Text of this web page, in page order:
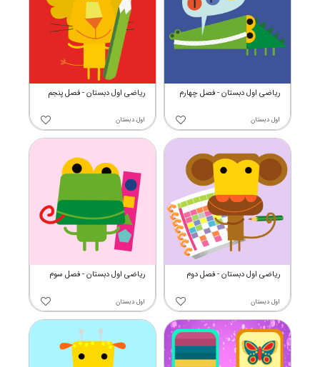
ریاضی اول دبستان - فصل پنجم
اول دبستان
ریاضی اول دبستان - فصل چهارم
اول دبستان
ریاضی اول دبستان - فصل سوم
اول دبستان
ریاضی اول دبستان - فصل دوم
اول دبستان